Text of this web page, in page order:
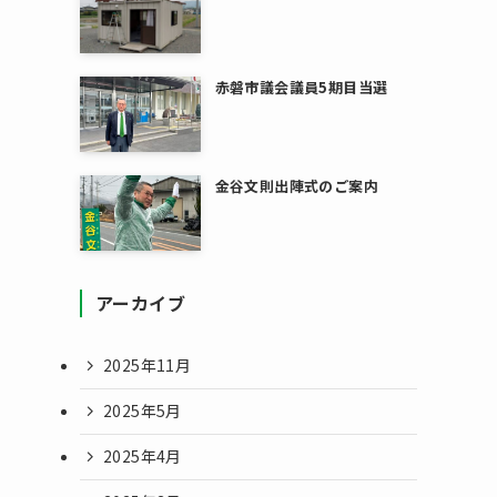
赤磐市議会議員5期目当選
金谷文則出陣式のご案内
アーカイブ
2025年11月
2025年5月
2025年4月